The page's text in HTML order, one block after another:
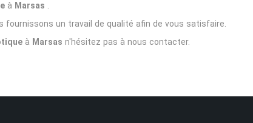
à Marsas
fournissons un travail de qualité afin de vous satisfaire.
à Marsas n'hésitez pas à nous contacter.